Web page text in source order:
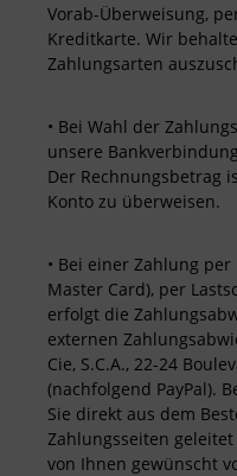
Vorab-Überweisung,
Kreditkarte. Wir
Zahlungsarten
• Bei Wahl der
unsere
Der Rechnungsbetrag
Konto zu überweisen.
• Bei einer Zahlung per
Master Card), per
erfolgt die
externen
Cie, S.C.A., 22-24
(nachfolgend PayPal).
Sie direkt aus dem
Zahlungsseiten
von Ihnen gewünscht